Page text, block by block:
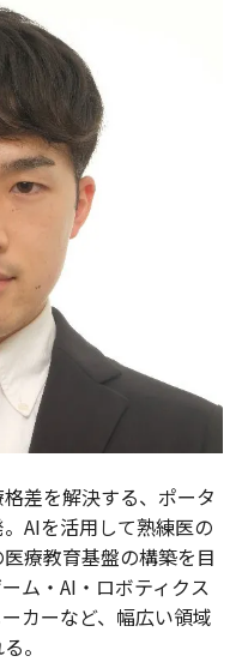
差を解決する、ポータ
AIを活用して熟練医の
療教育基盤の構築を目
ム・AI・ロボティクス
カーなど、幅広い領域
。